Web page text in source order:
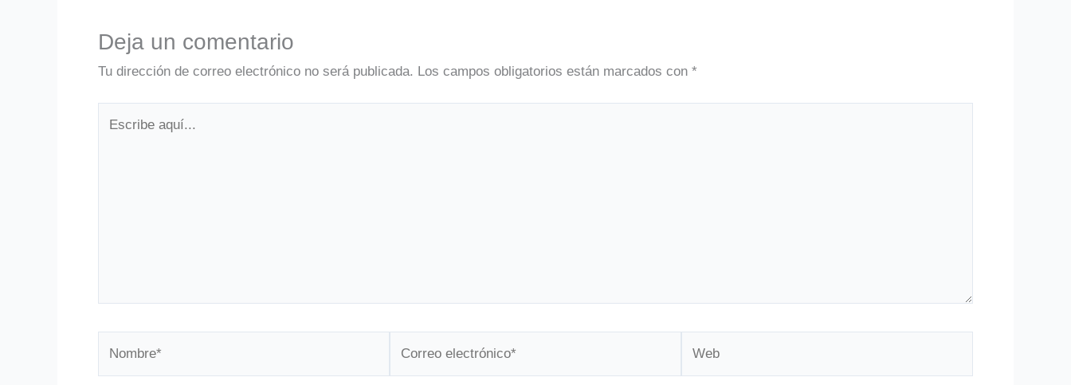
Deja un comentario
Tu dirección de correo electrónico no será publicada. Los campos obligatorios están marcados con *